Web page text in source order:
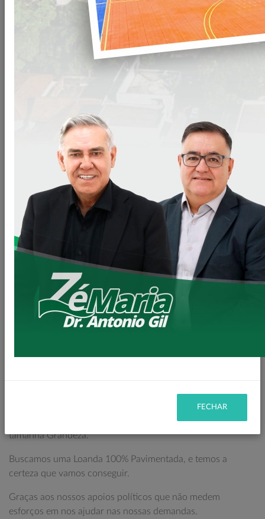
LOANDA EM OBRAS
Maior programa de pavimentação da história da nossa
cidade.
São + de R$ 35 milhões de reais em pavimentação.
Estamos completando 17 meses de mandato, e hoje, vamos
prestar contas sobre nossas obras de pavimentação em
nossa cidade.
35 milhões de reais em Recursos para Pavimentação.
aprovação e outras ainda licitadas aguardando seu início.
Nunca o Município teve um Programa de Pavimentação de
tamanha Grandeza.
Buscamos uma Loanda 100% Pavimentada, e temos a
certeza que vamos conseguir.
Graças aos nossos apoios políticos que não medem
esforços em nos ajudar nas nossas demandas.
FECHAR